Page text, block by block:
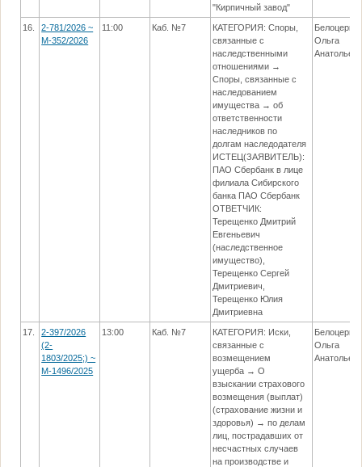
"Кирпичный завод"
16.
2-781/2026 ~
М-352/2026
11:00 Каб. №7
КАТЕГОРИЯ: Споры,
связанные с
наследственными
отношениями →
Споры, связанные с
наследованием
имущества → об
ответственности
наследников по
долгам наследодателя
ИСТЕЦ(ЗАЯВИТЕЛЬ):
ПАО Сбербанк в лице
филиала Сибирского
банка ПАО Сбербанк
ОТВЕТЧИК:
Терещенко Дмитрий
Евгеньевич
(наследственное
имущество),
Терещенко Сергей
Дмитриевич,
Терещенко Юлия
Дмитриевна
Ольга
17.
2-397/2026
(2-
1803/2025;) ~
М-1496/2025
13:00 Каб. №7
КАТЕГОРИЯ: Иски,
связанные с
возмещением
ущерба → О
взыскании страхового
возмещения (выплат)
(страхование жизни и
здоровья) → по делам
лиц, пострадавших от
несчастных случаев
на производстве и
Ольга